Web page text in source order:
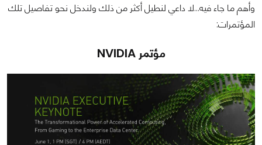
وأهم ما جاء فيه...لا داعي لنطيل أكثر من ذلك ولندخل نحو تفاصيل تلك
المؤتمرات:
مؤتمر NVIDIA